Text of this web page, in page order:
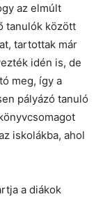
az elmúlt
tanulók között
tartottak már
idén is, de
meg, így a
pályázó tanuló
iskolákba, ahol
a diákok